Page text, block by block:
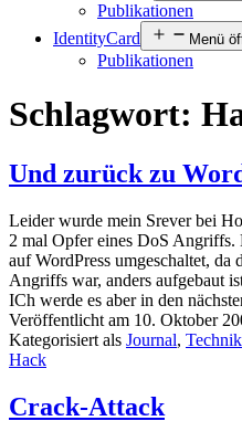
Publikationen
IdentityCard
Menü
Publikationen
Schlagwort:
Und zurück zu
Leider wurde mein Srever bei
2 mal Opfer eines DoS Angriffs.
auf WordPress umgeschaltet,
Angriffs war, anders aufgebaut
ICh werde es aber in den
Veröffentlicht am 10. Oktober
Kategorisiert als Journal, Technik
Hack
Crack-Attack